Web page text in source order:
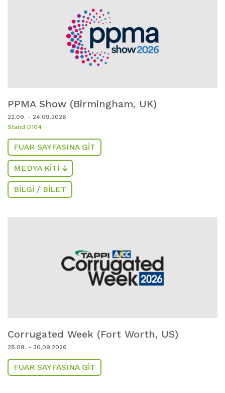
PPMA Show (Birmingham, UK)
22.09. - 24.09.2026
Stand D104
FUAR SAYFASINA GIT
MEDYA KITI
BILGI / BILET
Corrugated Week (Fort Worth, US)
28.09. - 30.09.2026
FUAR SAYFASINA GIT